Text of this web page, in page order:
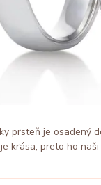
prsteň je osadený
krása, preto ho